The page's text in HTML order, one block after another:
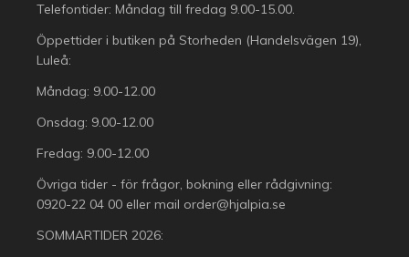
Telefontider: Måndag till fredag 9.00-15.00.
Öppettider i butiken på Storheden (Handelsvägen 19),
Luleå:
Måndag: 9.00-12.00
Onsdag: 9.00-12.00
Fredag: 9.00-12.00
Övriga tider - för frågor, bokning eller rådgivning:
0920-22 04 00 eller mail order@hjalpia.se
SOMMARTIDER 2026: